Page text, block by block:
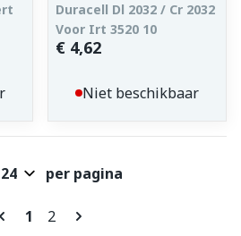
Duracell Dl 2032 / Cr 2032
Voor Irt 3520 10
€ 4,62
Niet beschikbaar
Pagina's
U lees momenteel pagina
1 Pagina
2
per pagina